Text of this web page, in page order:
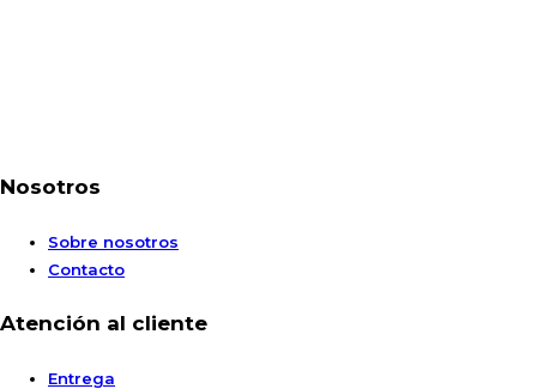
Nosotros
Sobre nosotros
Contacto
Atención al cliente
Entrega